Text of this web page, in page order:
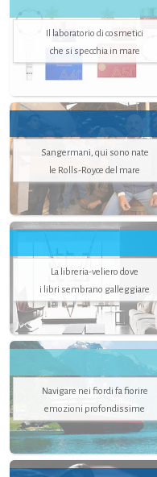
Il laboratorio di cosmetici
che si specchia in mare
Sangermani, qui sono nate
le Rolls-Royce del mare
La libreria-veliero dove
i libri sembrano galleggiare
Navigare nei fiordi fa fiorire
emozioni profondissime